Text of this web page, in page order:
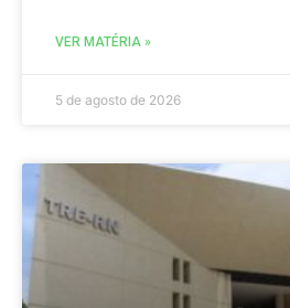
VER MATÉRIA »
5 de agosto de 2026